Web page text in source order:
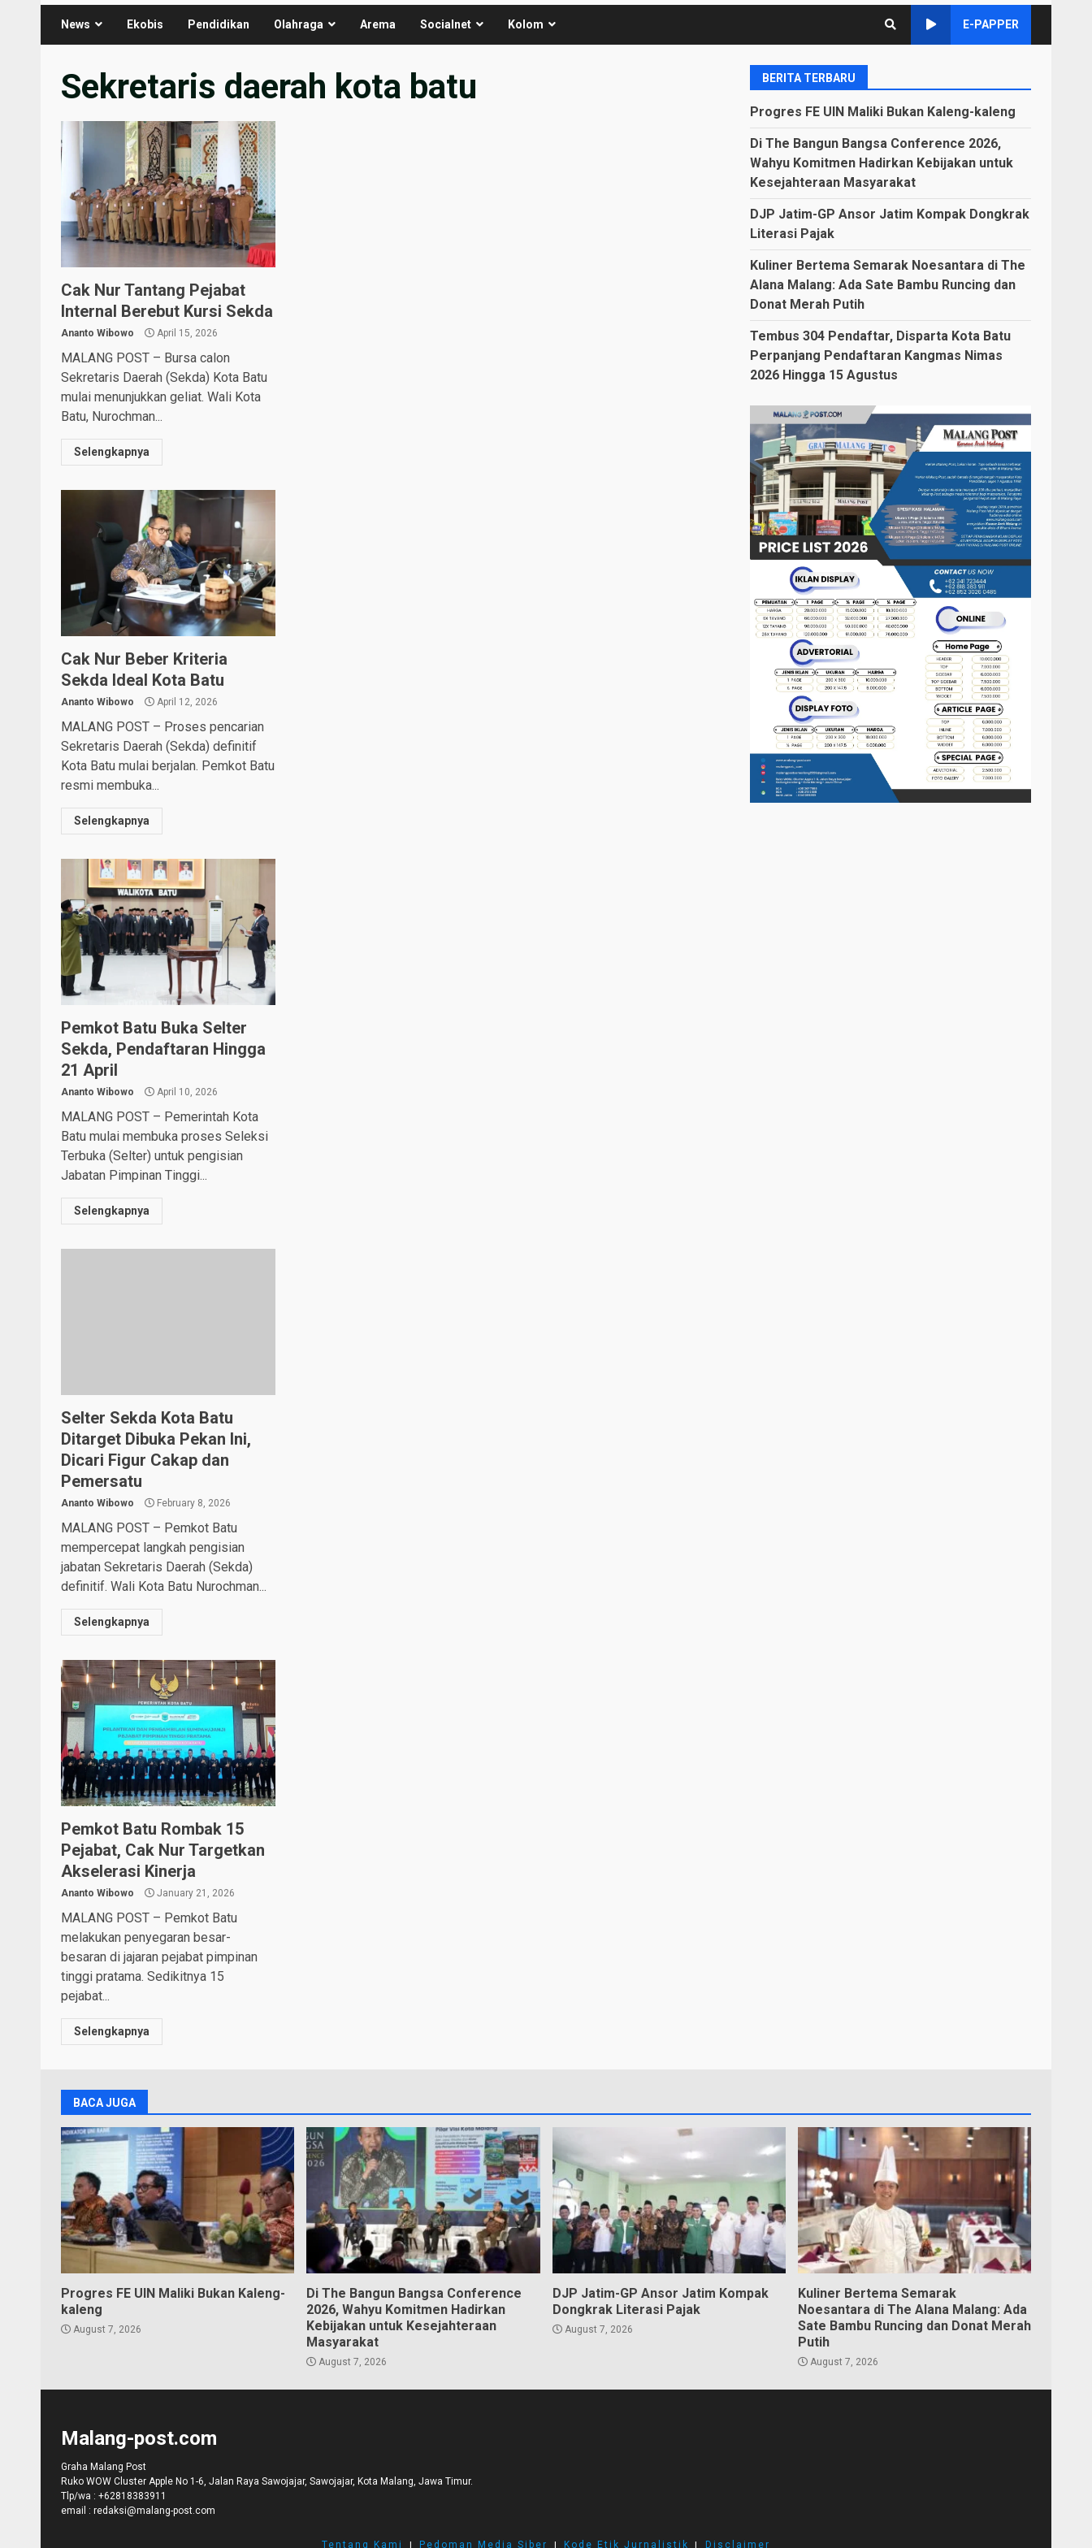
News Ekobis Pendidikan Olahraga Arema Socialnet Kolom E-PAPPER
Sekretaris daerah kota batu
Cak Nur Tantang Pejabat
Internal Berebut Kursi Sekda
Ananto Wibowo April 15, 2026
MALANG POST – Bursa calon
Sekretaris Daerah (Sekda) Kota Batu
mulai menunjukkan geliat. Wali Kota
Batu, Nurochman...
Selengkapnya
Cak Nur Beber Kriteria
Sekda Ideal Kota Batu
Ananto Wibowo April 12, 2026
MALANG POST – Proses pencarian
Sekretaris Daerah (Sekda) definitif
Kota Batu mulai berjalan. Pemkot Batu
resmi membuka...
Selengkapnya
Pemkot Batu Buka Selter
Sekda, Pendaftaran Hingga
21 April
Ananto Wibowo April 10, 2026
MALANG POST – Pemerintah Kota
Batu mulai membuka proses Seleksi
Terbuka (Selter) untuk pengisian
Jabatan Pimpinan Tinggi...
Selengkapnya
Selter Sekda Kota Batu
Ditarget Dibuka Pekan Ini,
Dicari Figur Cakap dan
Pemersatu
Ananto Wibowo February 8, 2026
MALANG POST – Pemkot Batu
mempercepat langkah pengisian
jabatan Sekretaris Daerah (Sekda)
definitif. Wali Kota Batu Nurochman...
Selengkapnya
Pemkot Batu Rombak 15
Pejabat, Cak Nur Targetkan
Akselerasi Kinerja
Ananto Wibowo January 21, 2026
MALANG POST – Pemkot Batu
melakukan penyegaran besar-
besaran di jajaran pejabat pimpinan
tinggi pratama. Sedikitnya 15
pejabat...
Selengkapnya
BERITA TERBARU
Progres FE UIN Maliki Bukan Kaleng-kaleng
Di The Bangun Bangsa Conference 2026,
Wahyu Komitmen Hadirkan Kebijakan untuk
Kesejahteraan Masyarakat
DJP Jatim-GP Ansor Jatim Kompak Dongkrak
Literasi Pajak
Kuliner Bertema Semarak Noesantara di The
Alana Malang: Ada Sate Bambu Runcing dan
Donat Merah Putih
Tembus 304 Pendaftar, Disparta Kota Batu
Perpanjang Pendaftaran Kangmas Nimas
2026 Hingga 15 Agustus
BACA JUGA
Progres FE UIN Maliki Bukan Kaleng-
kaleng
August 7, 2026
Di The Bangun Bangsa Conference
2026, Wahyu Komitmen Hadirkan
Kebijakan untuk Kesejahteraan
Masyarakat
August 7, 2026
DJP Jatim-GP Ansor Jatim Kompak
Dongkrak Literasi Pajak
August 7, 2026
Kuliner Bertema Semarak
Noesantara di The Alana Malang: Ada
Sate Bambu Runcing dan Donat Merah
Putih
August 7, 2026
Malang-post.com
Graha Malang Post
Ruko WOW Cluster Apple No 1-6, Jalan Raya Sawojajar, Sawojajar, Kota Malang, Jawa Timur.
Tlp/wa : +62818383911
email : redaksi@malang-post.com
Tentang Kami I Pedoman Media Siber I Kode Etik Jurnalistik I Disclaimer